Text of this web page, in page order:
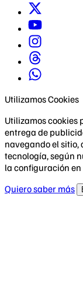
Utilizamos Cookies
Utilizamos cookies
entrega de
navegando el
tecnología, según
la configuración
Quiero saber más